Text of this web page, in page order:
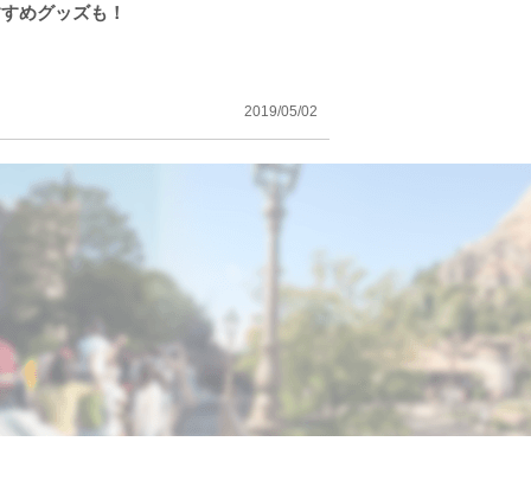
めグッズも！
2019/05/02